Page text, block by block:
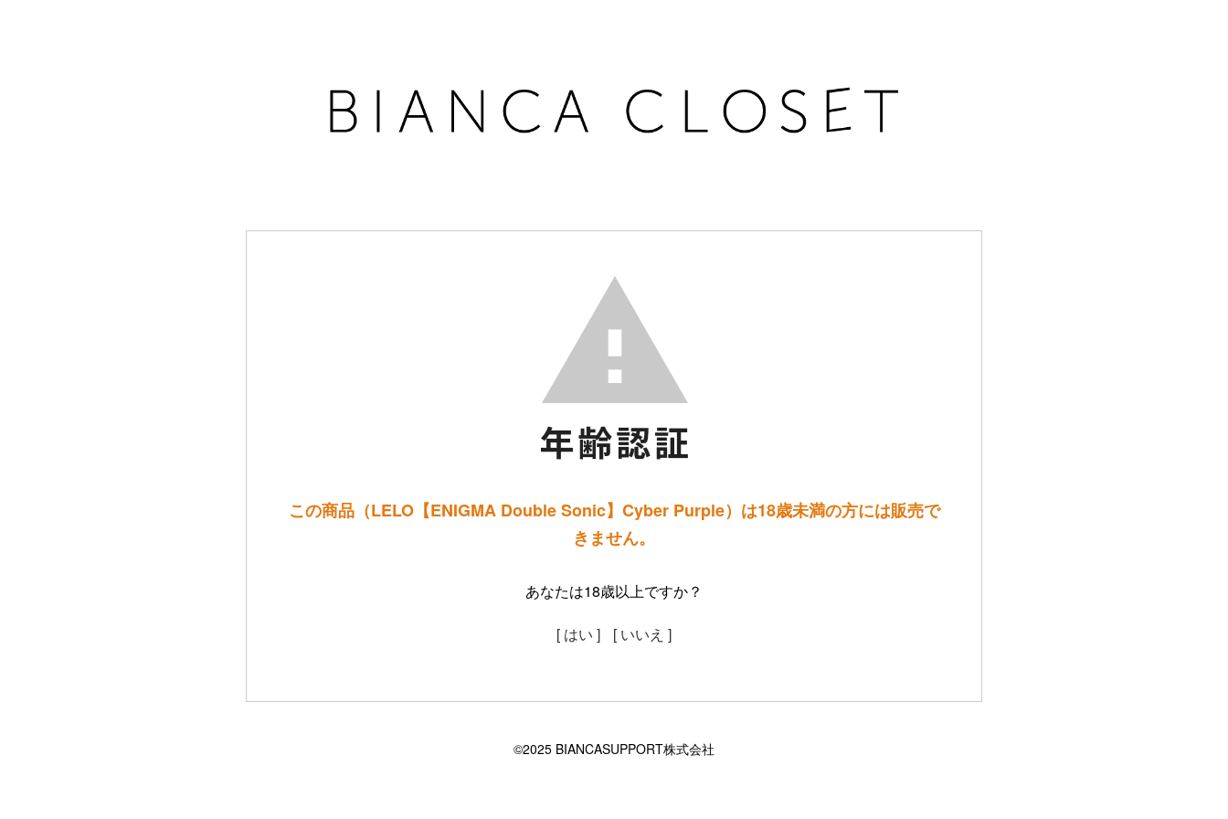
この商品（LELO【ENIGMA Double Sonic】Cyber Purple）は18歳未満の方には販売で
きません。
あなたは18歳以上ですか？
[ はい ] [ いいえ ]
©2025 BIANCASUPPORT株式会社